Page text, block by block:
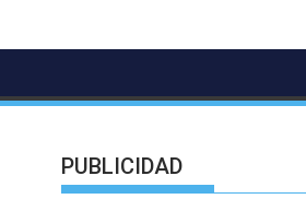
PUBLICIDAD